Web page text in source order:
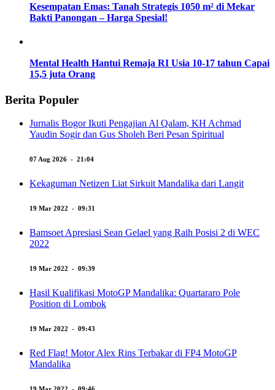
Kesempatan Emas: Tanah Strategis 1050 m² di Mekar
Bakti Panongan – Harga Spesial!
Mental Health Hantui Remaja RI Usia 10-17 tahun Capai
15,5 juta Orang
Berita Populer
Jurnalis Bogor Ikuti Pengajian Al Qalam, KH Achmad
Yaudin Sogir dan Gus Sholeh Beri Pesan Spiritual
07 Aug 2026 - 21:04
Kekaguman Netizen Liat Sirkuit Mandalika dari Langit
19 Mar 2022 - 09:31
Bamsoet Apresiasi Sean Gelael yang Raih Posisi 2 di WEC
2022
19 Mar 2022 - 09:39
Hasil Kualifikasi MotoGP Mandalika: Quartararo Pole
Position di Lombok
19 Mar 2022 - 09:43
Red Flag! Motor Alex Rins Terbakar di FP4 MotoGP
Mandalika